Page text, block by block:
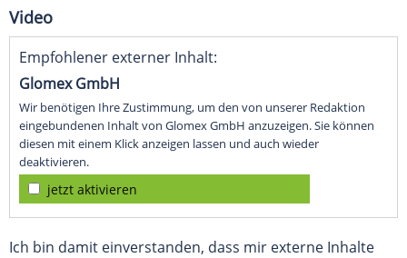
Video
Empfohlener externer Inhalt:
Glomex GmbH
Wir benötigen Ihre Zustimmung, um den von unserer Redaktion
eingebundenen Inhalt von Glomex GmbH anzuzeigen. Sie können
diesen mit einem Klick anzeigen lassen und auch wieder
deaktivieren.
jetzt aktivieren
Ich bin damit einverstanden, dass mir externe Inhalte